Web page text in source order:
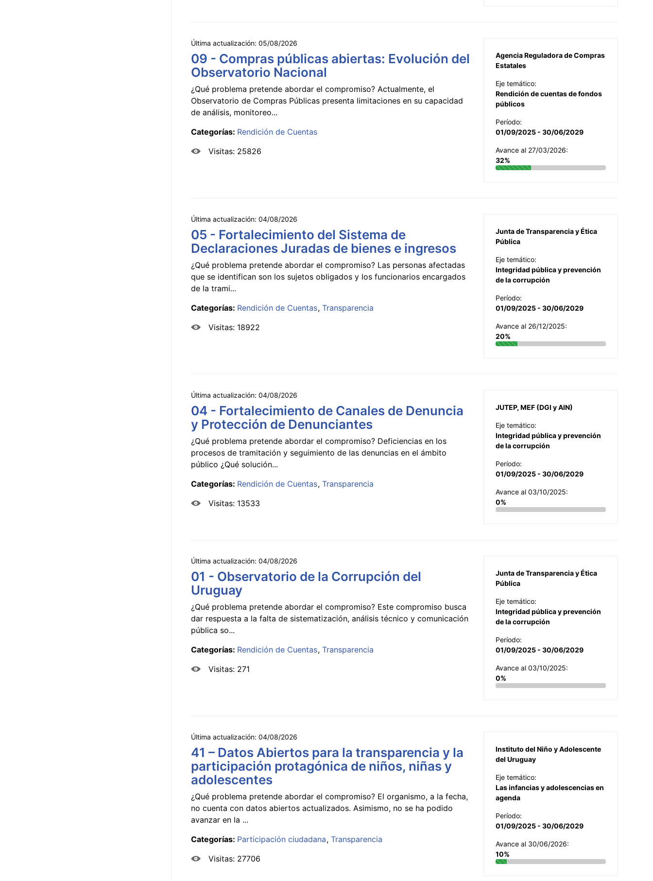
Última actualización: 05/08/2026
09 - Compras públicas abiertas: Evolución del
Observatorio Nacional
¿Qué problema pretende abordar el compromiso? Actualmente, el
Observatorio de Compras Públicas presenta limitaciones en su capacidad
de análisis, monitoreo...
Categorías: Rendición de Cuentas
Visitas: 25826
Agencia Reguladora de Compras
Estatales
Eje temático:
Rendición de cuentas de fondos
públicos
Período:
01/09/2025 - 30/06/2029
Avance al 27/03/2026:
32%
Última actualización: 04/08/2026
05 - Fortalecimiento del Sistema de
Declaraciones Juradas de bienes e ingresos
¿Qué problema pretende abordar el compromiso? Las personas afectadas
que se identifican son los sujetos obligados y los funcionarios encargados
de la trami...
Categorías: Rendición de Cuentas Transparencia
Visitas: 18922
Junta de Transparencia y Ética
Pública
Eje temático:
Integridad pública y prevención
de la corrupción
Período:
01/09/2025 - 30/06/2029
Avance al 26/12/2025:
20%
Última actualización: 04/08/2026
04 - Fortalecimiento de Canales de Denuncia
y Protección de Denunciantes
¿Qué problema pretende abordar el compromiso? Deficiencias en los
procesos de tramitación y seguimiento de las denuncias en el ámbito
público ¿Qué solución...
Categorías: Rendición de Cuentas Transparencia
Visitas: 13533
JUTEP, MEF (DGI y AIN)
Eje temático:
Integridad pública y prevención
de la corrupción
Período:
01/09/2025 - 30/06/2029
Avance al 03/10/2025:
0%
Última actualización: 04/08/2026
01 - Observatorio de la Corrupción del
Uruguay
¿Qué problema pretende abordar el compromiso? Este compromiso busca
dar respuesta a la falta de sistematización, análisis técnico y comunicación
pública so...
Categorías: Rendición de Cuentas Transparencia
Visitas: 271
Junta de Transparencia y Ética
Pública
Eje temático:
Integridad pública y prevención
de la corrupción
Período:
01/09/2025 - 30/06/2029
Avance al 03/10/2025:
0%
Última actualización: 04/08/2026
41 – Datos Abiertos para la transparencia y la
participación protagónica de niños, niñas y
adolescentes
¿Qué problema pretende abordar el compromiso? El organismo, a la fecha,
no cuenta con datos abiertos actualizados. Asimismo, no se ha podido
avanzar en la ...
Categorías: Participación ciudadana Transparencia
Visitas: 27706
Instituto del Niño y Adolescente
del Uruguay
Eje temático:
Las infancias y adolescencias en
agenda
Período:
01/09/2025 - 30/06/2029
Avance al 30/06/2026:
10%